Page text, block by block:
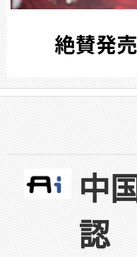
中
認